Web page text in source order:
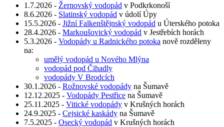
1.7.2026 - Žernovský vodopád v Podkrkonoší
8.6.2026 - Slatinský vodopád v údolí Úpy
15.5.2026 - Jižní Falkenštějnský vodopád u Úterského potoka
28.4.2026 - Markoušovický vodopád v Jestřebích horách
5.3.2026 - Vodopády u Radnického potoka nově rozděleny
na:
umělý vodopád u Nového Mlýna
vodopád pod Čihadly
vodopády V Brodcích
30.1.2026 - Rožnovské vodopády na Šumavě
12.12.2025 - Vodopády Pestřice na Šumavě
25.11.2025 - Vitické vodopády v Krušných horách
24.9.2025 - Cejsické kaskády na Šumavě
7.5.2025 - Osecký vodopád v Krušných horách